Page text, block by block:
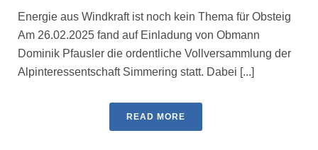
Energie aus Windkraft ist noch kein Thema für Obsteig
Am 26.02.2025 fand auf Einladung von Obmann
Dominik Pfausler die ordentliche Vollversammlung der
Alpinteressentschaft Simmering statt. Dabei [...]
READ MORE